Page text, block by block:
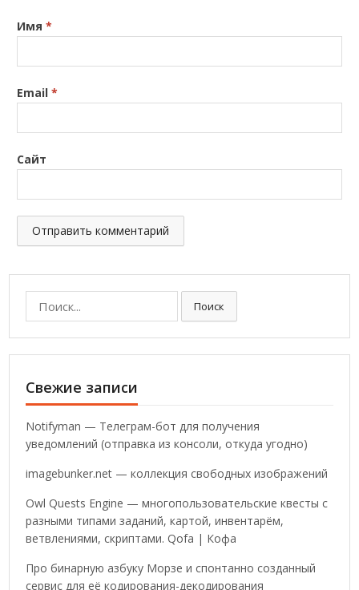
Имя*
Email*
Сайт
Поиск
Свежие записи
Notifyman — Телеграм-бот для получения
уведомлений (отправка из консоли, откуда угодно)
imagebunker.net — коллекция свободных изображений
Owl Quests Engine — многопользовательские квесты с
разными типами заданий, картой, инвентарём,
ветвлениями, скриптами. Qofa | Кофа
Про бинарную азбуку Морзе и спонтанно созданный
сервис для её кодирования-декодирования